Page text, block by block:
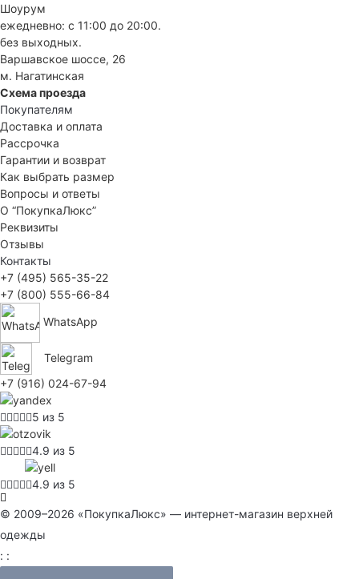
Шоурум
ежедневно: с 11:00 до 20:00.
без выходных.
Варшавское шоссе, 26
м. Нагатинская
Схема проезда
Покупателям
Доставка и оплата
Рассрочка
Гарантии и возврат
Как выбрать размер
Вопросы и ответы
О “ПокупкаЛюкс”
Реквизиты
Отзывы
Контакты
+7 (495) 565-35-22
+7 (800) 555-66-84
WhatsApp
Telegram
+7 (916) 024-67-94
5 из 5
4.9 из 5
4.9 из 5
© 2009–2026 «ПокупкаЛюкс» — интернет-магазин верхней
одежды
: :